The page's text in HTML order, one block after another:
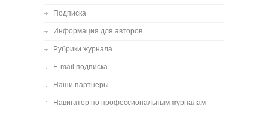
Подписка
Информация для авторов
Рубрики журнала
E-mail подписка
Наши партнеры
Навигатор по профессиональным журналам